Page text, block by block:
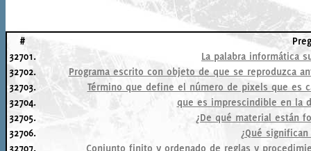
#
32701.
La palabra informática
32702.
Programa escrito con objeto de que se reproduzca
32703.
Término que define el número de pixels que es
32704.
que es imprescindible en la
32705.
¿De qué material están
32706.
¿Qué
32707.
Conjunto finito y ordenado de reglas y